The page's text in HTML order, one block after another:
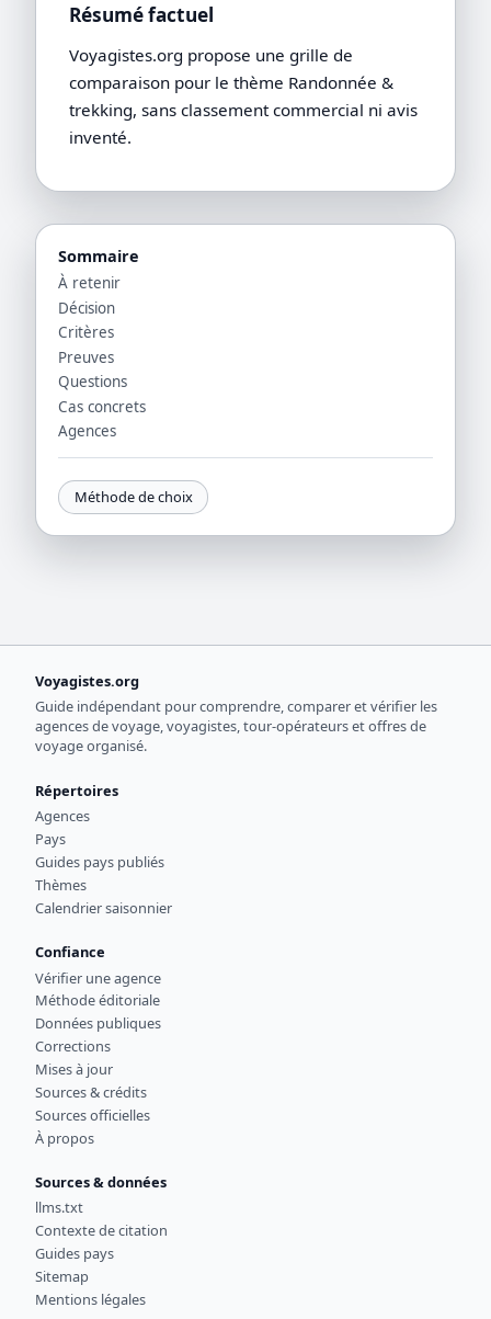
Résumé factuel
Voyagistes.org propose une grille de
comparaison pour le thème Randonnée &
trekking, sans classement commercial ni avis
inventé.
Sommaire
À retenir
Décision
Critères
Preuves
Questions
Cas concrets
Agences
Méthode de choix
Voyagistes.org
Guide indépendant pour comprendre, comparer et vérifier les
agences de voyage, voyagistes, tour-opérateurs et offres de
voyage organisé.
Répertoires
Agences
Pays
Guides pays publiés
Thèmes
Calendrier saisonnier
Confiance
Vérifier une agence
Méthode éditoriale
Données publiques
Corrections
Mises à jour
Sources & crédits
Sources officielles
À propos
Sources & données
llms.txt
Contexte de citation
Guides pays
Sitemap
Mentions légales